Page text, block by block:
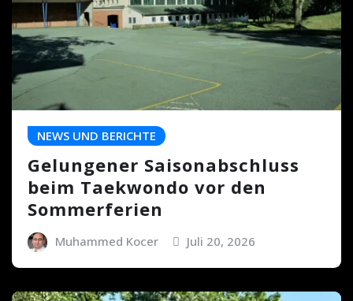
NEWS UND BERICHTE
Gelungener Saisonabschluss
beim Taekwondo vor den
Sommerferien
Muhammed Kocer Juli 20, 2026